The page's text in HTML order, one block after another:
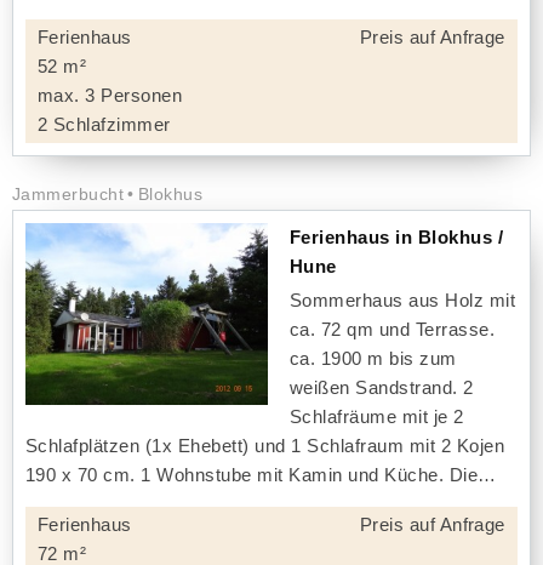
Ferienhaus
52 m²
max. 3 Personen
2 Schlafzimmer
Preis auf Anfrage
Jammerbucht Blokhus
Ferienhaus in Blokhus /
Hune
Sommerhaus aus Holz mit
ca. 72 qm und Terrasse.
ca. 1900 m bis zum
weißen Sandstrand. 2
Schlafräume mit je 2
Schlafplätzen (1x Ehebett) und 1 Schlafraum mit 2 Kojen
190 x 70 cm. 1 Wohnstube mit Kamin und Küche. Die
Ferienhaus
72 m²
Preis auf Anfrage